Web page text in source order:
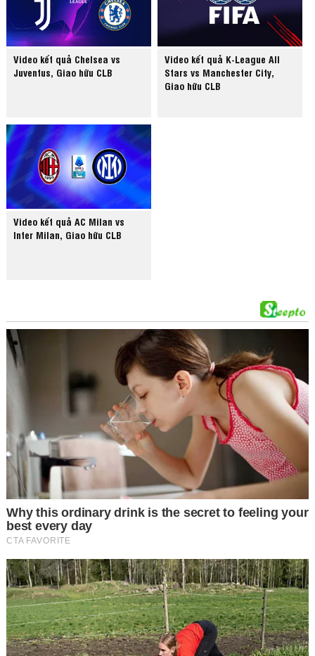
Video kết quả Chelsea vs
Juventus, Giao hữu CLB
Video kết quả K-League All
Stars vs Manchester City,
Giao hữu CLB
Video kết quả AC Milan vs
Inter Milan, Giao hữu CLB